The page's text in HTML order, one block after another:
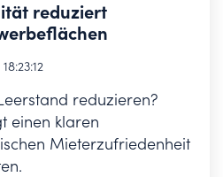
reduziert
reduzieren?
einen klaren
Mieterzufriedenheit